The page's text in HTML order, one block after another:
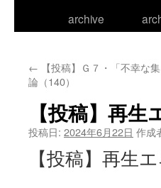
archive
← 【投稿】Ｇ７・「不幸な
論（140）
【投稿】再
投稿日: 2024年6月22日 作成
【投稿】再生